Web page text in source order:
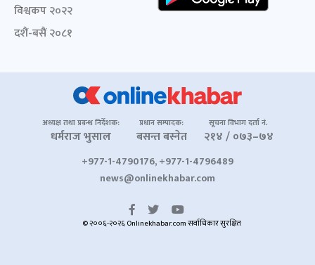
विश्वकप २०२२
दशैं-बसैं २०८१
अध्यक्ष तथा प्रबन्ध निर्देशक:
धर्मराज भुसाल
प्रधान सम्पादक:
बसन्त बस्नेत
सूचना विभाग दर्ता नं.
२१४ / ०७३–७४
+977-1-4790176, +977-1-4796489
news@onlinekhabar.com
© २००६-२०२६ Onlinekhabar.com सर्वाधिकार सुरक्षित